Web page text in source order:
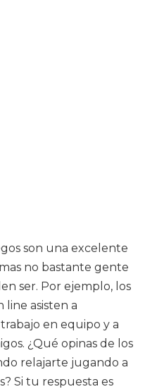
son una excelente
no bastante gente
ser. Por ejemplo, los
line asisten a
en equipo y a
¿Qué opinas de los
relajarte jugando a
Si tu respuesta es